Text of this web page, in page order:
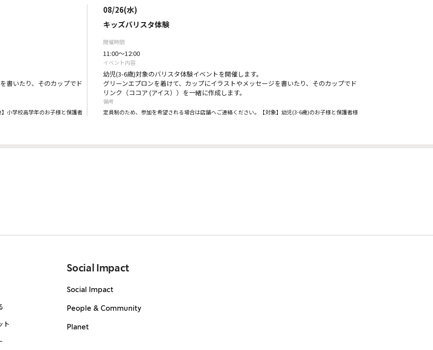
書いたり、そのカップでド
小学校高学年のお子様と保護者
08/26(水)
キッズバリスタ体験
開催時間
11:00～12:00
イベント内容
幼児(3-6歳)対象のバリスタ体験イベントを開催します。
グリーンエプロンを着けて、カップにイラストやメッセージを書いたり、そのカップでド
リンク（ココア (アイス））を一緒に作成します。
備考
定員制のため、参加を希望される場合は店舗へご連絡ください。【対象】幼児(3-6歳)のお子様と保護者様
ト
Social Impact
Social Impact
People & Community
Planet